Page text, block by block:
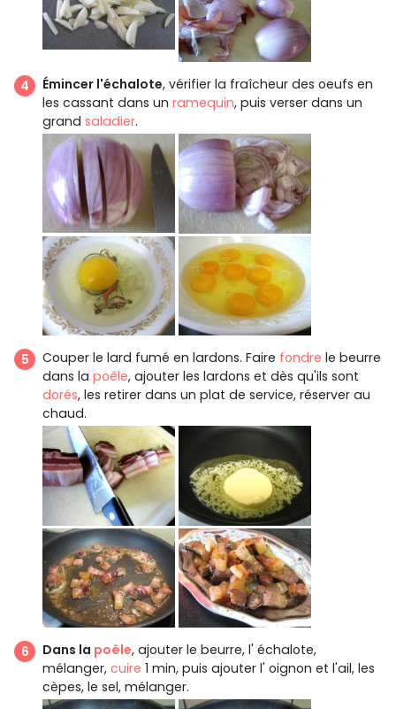
Émincer l'échalote, vérifier la fraîcheur des oeufs en
les cassant dans un ramequin, puis verser dans un
grand saladier.
Couper le lard fumé en lardons. Faire fondre le beurre
dans la poêle, ajouter les lardons et dès qu'ils sont
dorés, les retirer dans un plat de service, réserver au
chaud.
Dans la poêle, ajouter le beurre, l' échalote,
mélanger, cuire 1 min, puis ajouter l' oignon et l'ail, les
cèpes, le sel, mélanger.